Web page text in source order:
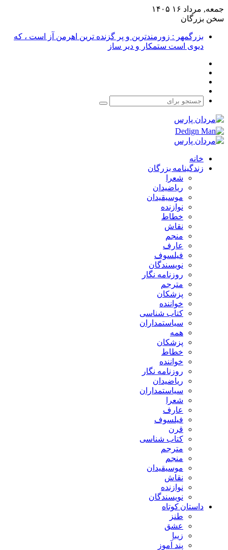
جمعه, مرداد ۱۶ ۱۴۰۵
سخن بزرگان
بزرگمهر : زورمندترین و پر گزنده ترین اهرمن آز است ، که
دیوی است ستمکار و دیر ساز
جستجو
خانه
زندگینامه بزرگان
شعرا
ریاضیدان
موسیقیدان
نوازنده
خطاط
نقاش
منجم
عارف
فیلسوف
نویسندگان
روزنامه نگار
مترجم
پزشکان
خواننده
کتاب شناسی
سیاستمداران
همه
پزشکان
خطاط
خواننده
روزنامه نگار
ریاضیدان
سیاستمداران
شعرا
عارف
فیلسوف
قرن
کتاب شناسی
مترجم
منجم
موسیقیدان
نقاش
نوازنده
نویسندگان
داستان کوتاه
طنز
عشق
زیبا
پند آموز